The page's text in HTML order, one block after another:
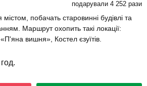
подарували 4 252 рази
побачать старовинні будівлі та
Маршрут охопить такі локації:
вишня», Костел єзуїтів.